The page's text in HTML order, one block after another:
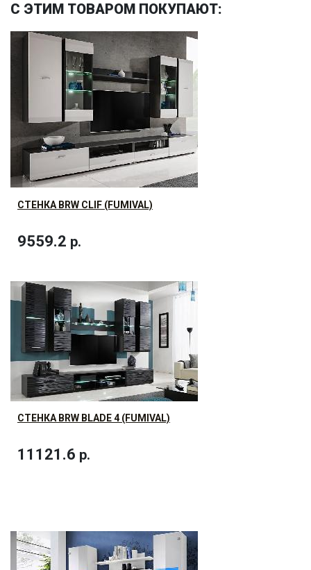
С ЭТИМ ТОВАРОМ ПОКУПАЮТ:
СТЕНКА BRW CLIF (FUMIVAL)
9559.2 р.
СТЕНКА BRW BLADE 4 (FUMIVAL)
11121.6 р.